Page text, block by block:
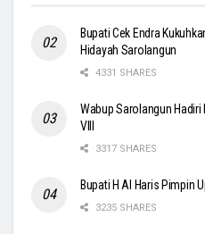
Bupati Cek Endra
Hidayah Sarolangun
4331 SHARES
Wabup Sarolangun
VIII
3317 SHARES
Bupati H Al Haris Pimpin
3235 SHARES